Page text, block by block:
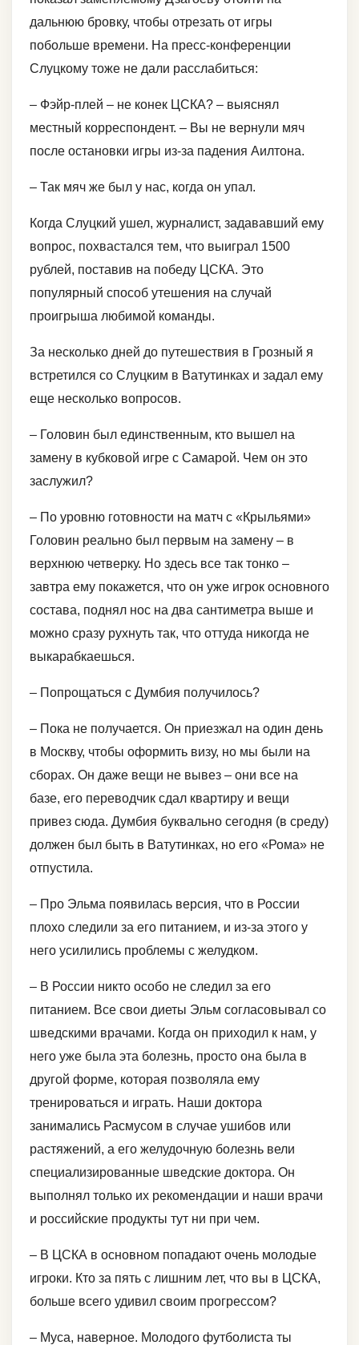
дальнюю бровку, чтобы отрезать от игры
побольше времени. На пресс-конференции
Слуцкому тоже не дали расслабиться:
– Фэйр-плей – не конек ЦСКА? – выяснял
местный корреспондент. – Вы не вернули мяч
после остановки игры из-за падения Аилтона.
– Так мяч же был у нас, когда он упал.
Когда Слуцкий ушел, журналист, задававший ему
вопрос, похвастался тем, что выиграл 1500
рублей, поставив на победу ЦСКА. Это
популярный способ утешения на случай
проигрыша любимой команды.
За несколько дней до путешествия в Грозный я
встретился со Слуцким в Ватутинках и задал ему
еще несколько вопросов.
– Головин был единственным, кто вышел на
замену в кубковой игре с Самарой. Чем он это
заслужил?
– По уровню готовности на матч с «Крыльями»
Головин реально был первым на замену – в
верхнюю четверку. Но здесь все так тонко –
завтра ему покажется, что он уже игрок основного
состава, поднял нос на два сантиметра выше и
можно сразу рухнуть так, что оттуда никогда не
выкарабкаешься.
– Попрощаться с Думбия получилось?
– Пока не получается. Он приезжал на один день
в Москву, чтобы оформить визу, но мы были на
сборах. Он даже вещи не вывез – они все на
базе, его переводчик сдал квартиру и вещи
привез сюда. Думбия буквально сегодня (в среду)
должен был быть в Ватутинках, но его «Рома» не
отпустила.
– Про Эльма появилась версия, что в России
плохо следили за его питанием, и из-за этого у
него усилились проблемы с желудком.
– В России никто особо не следил за его
питанием. Все свои диеты Эльм согласовывал со
шведскими врачами. Когда он приходил к нам, у
него уже была эта болезнь, просто она была в
другой форме, которая позволяла ему
тренироваться и играть. Наши доктора
занимались Расмусом в случае ушибов или
растяжений, а его желудочную болезнь вели
специализированные шведские доктора. Он
выполнял только их рекомендации и наши врачи
и российские продукты тут ни при чем.
– В ЦСКА в основном попадают очень молодые
игроки. Кто за пять с лишним лет, что вы в ЦСКА,
больше всего удивил своим прогрессом?
– Муса, наверное. Молодого футболиста ты